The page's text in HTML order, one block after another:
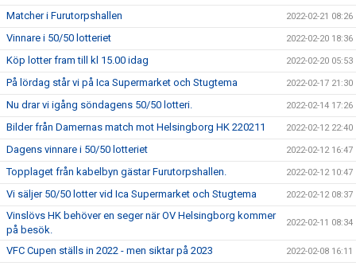
Matcher i Furutorpshallen 2022-02-21 08:26
Vinnare i 50/50 lotteriet 2022-02-20 18:36
Köp lotter fram till kl 15.00 idag 2022-02-20 05:53
På lördag står vi på Ica Supermarket och Stugtema 2022-02-17 21:30
Nu drar vi igång söndagens 50/50 lotteri. 2022-02-14 17:26
Bilder från Damernas match mot Helsingborg HK 220211 2022-02-12 22:40
Dagens vinnare i 50/50 lotteriet 2022-02-12 16:47
Topplaget från kabelbyn gästar Furutorpshallen. 2022-02-12 10:47
Vi säljer 50/50 lotter vid Ica Supermarket och Stugtema 2022-02-12 08:37
Vinslövs HK behöver en seger när OV Helsingborg kommer
på besök.
2022-02-11 08:34
VFC Cupen ställs in 2022 - men siktar på 2023 2022-02-08 16:11